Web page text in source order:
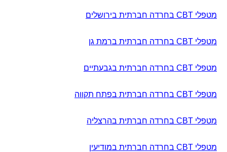
מטפלי CBT בחרדה חברתית בירושלים
מטפלי CBT בחרדה חברתית ברמת גן
מטפלי CBT בחרדה חברתית בגבעתיים
מטפלי CBT בחרדה חברתית בפתח תקווה
מטפלי CBT בחרדה חברתית בהרצליה
מטפלי CBT בחרדה חברתית במודיעין